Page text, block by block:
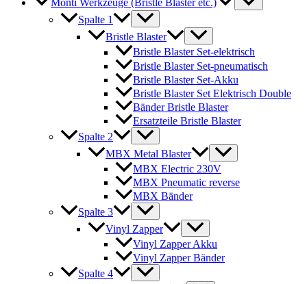
Monti Werkzeuge (Bristle Blaster etc.)
Spalte 1
Bristle Blaster
Bristle Blaster Set-elektrisch
Bristle Blaster Set-pneumatisch
Bristle Blaster Set-Akku
Bristle Blaster Set Elektrisch Double
Bänder Bristle Blaster
Ersatzteile Bristle Blaster
Spalte 2
MBX Metal Blaster
MBX Electric 230V
MBX Pneumatic reverse
MBX Bänder
Spalte 3
Vinyl Zapper
Vinyl Zapper Akku
Vinyl Zapper Bänder
Spalte 4